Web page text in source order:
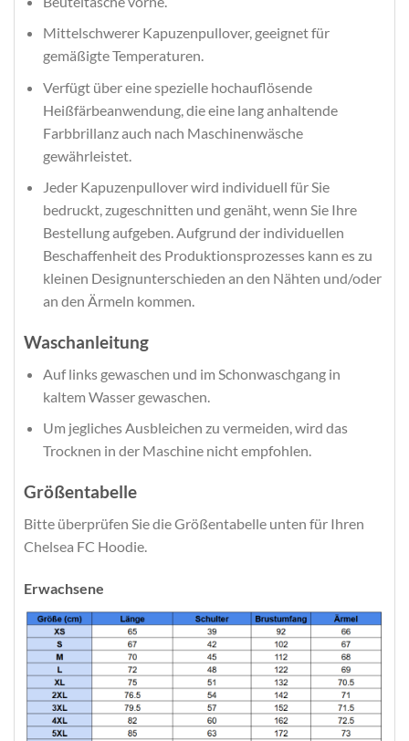
Mittelschwerer Kapuzenpullover, geeignet für
gemäßigte Temperaturen.
Verfügt über eine spezielle hochauflösende
Heißfärbeanwendung, die eine lang anhaltende
Farbbrillanz auch nach Maschinenwäsche
gewährleistet.
Jeder Kapuzenpullover wird individuell für Sie
bedruckt, zugeschnitten und genäht, wenn Sie Ihre
Bestellung aufgeben. Aufgrund der individuellen
Beschaffenheit des Produktionsprozesses kann es zu
kleinen Designunterschieden an den Nähten und/oder
an den Ärmeln kommen.
Waschanleitung
Auf links gewaschen und im Schonwaschgang in
kaltem Wasser gewaschen.
Um jegliches Ausbleichen zu vermeiden, wird das
Trocknen in der Maschine nicht empfohlen.
Größentabelle
Bitte überprüfen Sie die Größentabelle unten für Ihren
Chelsea FC Hoodie.
Erwachsene